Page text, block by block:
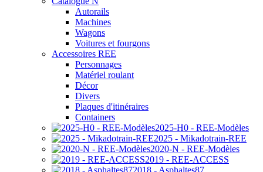
Autorails
Machines
Wagons
Voitures et fourgons
Accessoires REE
Personnages
Matériel roulant
Décor
Divers
Plaques d'itinéraires
Containers
2025-H0 - REE-Modèles
2025 - Mikadotrain-REE
2020-N - REE-Modèles
2019 - REE-ACCESS
2018 - Asphaltes87